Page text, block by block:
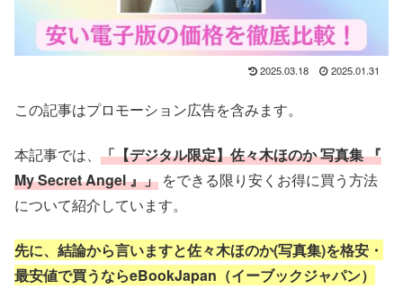
2025.03.18 2025.01.31
この記事はプロモーション広告を含みます。
本記事では、 「【デジタル限定】佐々木ほのか 写真集 『
My Secret Angel 』」 をできる限り安くお得に買う方法
について紹介しています。
先に、結論から言いますと佐々木ほのか(写真集)を格安・
最安値で買うならeBookJapan（イーブックジャパン）